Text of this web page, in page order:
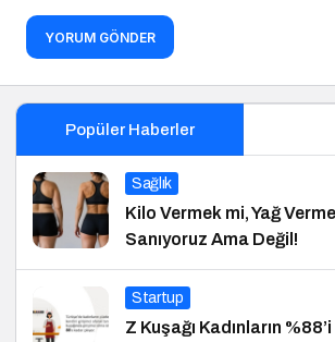
YORUM GÖNDER
Popüler Haberler
Sağlık
Kilo Vermek mi, Yağ
Sanıyoruz Ama Değil!
Startup
Z Kuşağı Kadınların